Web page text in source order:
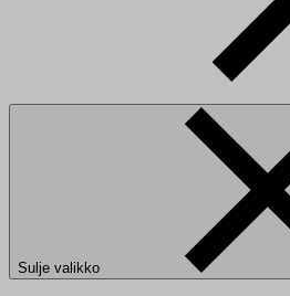
Sulje valikko